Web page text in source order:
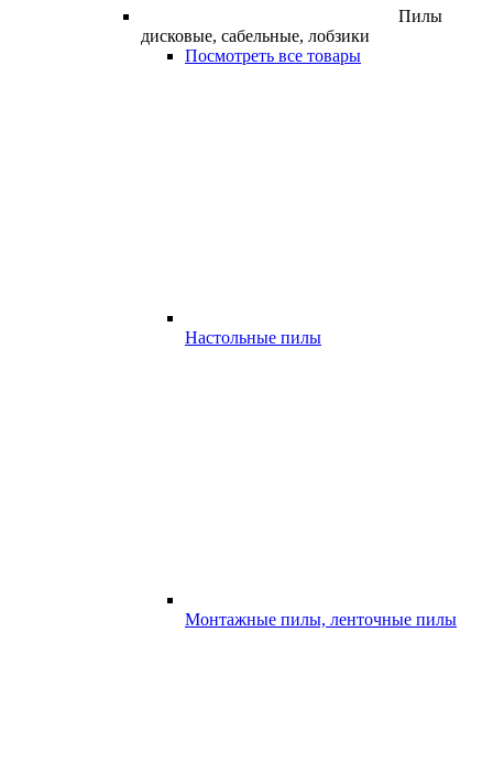
Пилы
дисковые, сабельные, лобзики
Посмотреть все товары
Настольные пилы
Монтажные пилы, ленточные пилы